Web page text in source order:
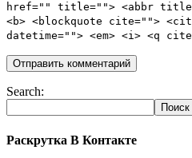
href="" title=""> <abbr
<b> <blockquote cite="">
datetime=""> <em> <i> <q
Search:
Раскрутка В Контакте